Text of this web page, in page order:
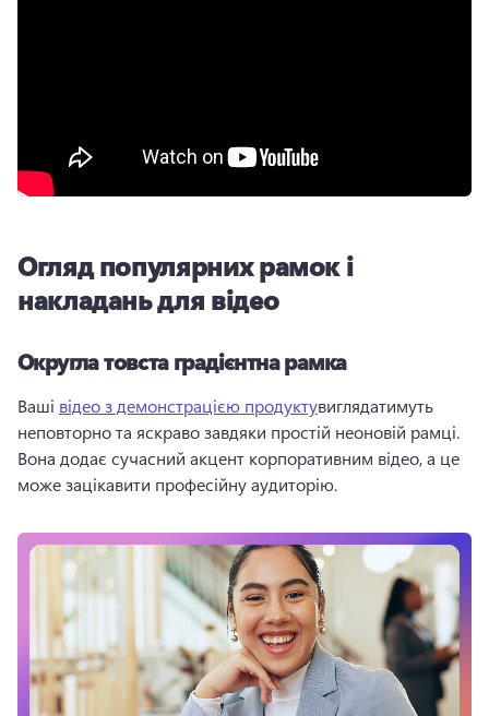
Огляд популярних рамок і
накладань для відео
Округла товста градієнтна рамка
Ваші відео з демонстрацією продуктувиглядатимуть
Вона додає сучасний акцент корпоративним відео, а це
може зацікавити професійну аудиторію.